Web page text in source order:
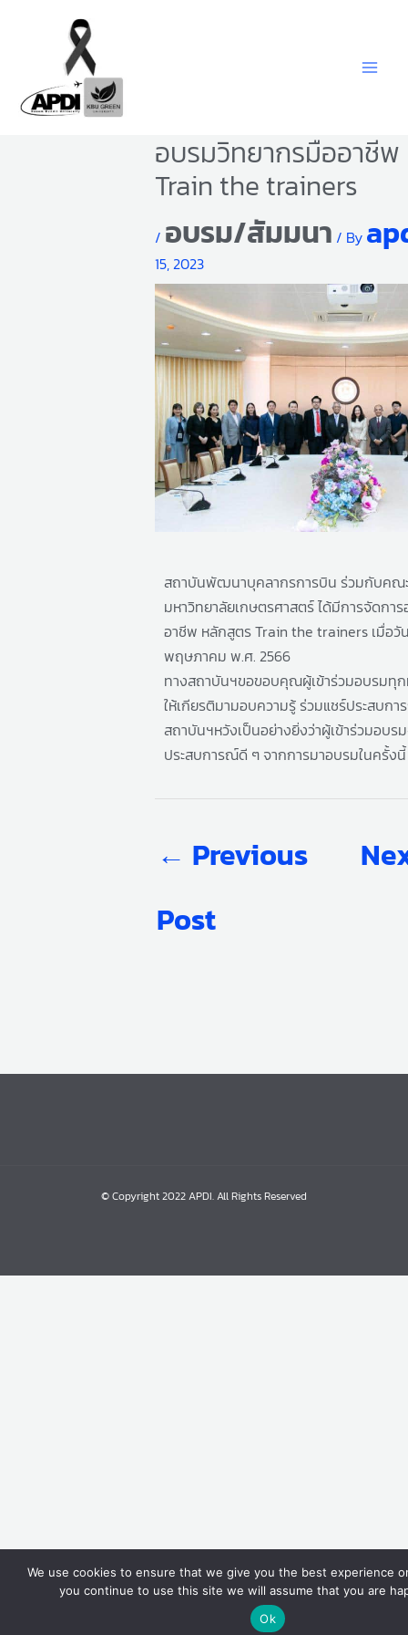
content
อบรมวิทยากรมืออาชี
Train the trainers
/ อบรม/สัมมนา / By
15, 2023
สถาบันพัฒนาบุคลากรการบิน ร่วมกับคณ
มหาวิทยาลัยเกษตรศาสตร์ได้มีการจัดกา
อาชีพ หลักสูตร Train the trainers เมื่อวั
พฤษภาคม พ.ศ. 2566
ทางสถาบันฯขอขอบคุณผู้เข้าร่วมอบรมทุก
ให้เกียรติมามอบความรู้ ร่วมแชร์ประสบก
สถาบันฯหวังเป็นอย่างยิ่งว่าผู้เข้าร่วมอบร
ประสบการณ์ดี ๆ จากการมาอบรมในครั้ง
← Previous
Post
© Copyright 2022 APDI. All Rights Reserved
We use cookies to ensure that we give you the best experience
you continue to use this site we will assume that you are
Ok